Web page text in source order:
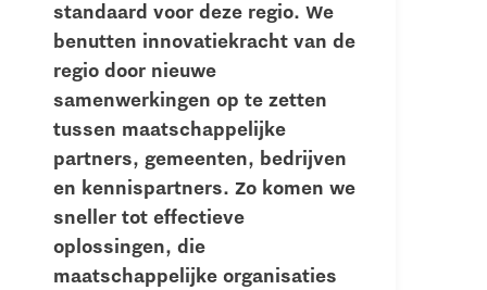
standaard voor deze regio. We
benutten innovatiekracht van de
regio door nieuwe
samenwerkingen op te zetten
tussen maatschappelijke
partners, gemeenten, bedrijven
en kennispartners. Zo komen we
sneller tot effectieve
oplossingen, die
maatschappelijke organisaties